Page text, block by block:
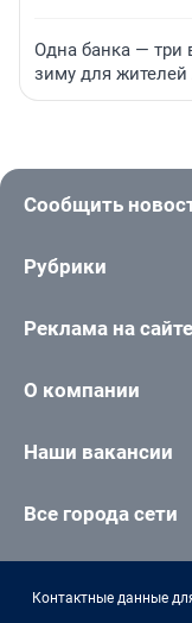
Одна банка — три
зиму для жителей
Сообщить
Рубрики
Реклама на сайте
О компании
Наши вакансии
Все города сети
Контактные данные